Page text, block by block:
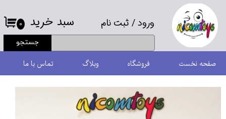
ورود/ ثبت نام
حساب کاربری من
تغییر گذر واژه
سفارشات
خروج از حساب کاربری
جستجو
۰ سبد خرید
صفحه نخست فروشگاه وبلاگ تماس با ما